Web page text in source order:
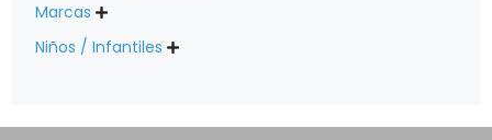
Marcas 
Niños / Infantiles 